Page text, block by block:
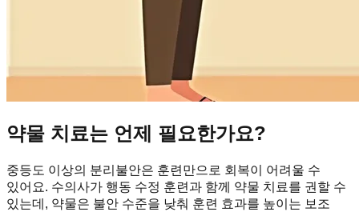
약물 치료는 언제 필요한가요?
중등도 이상의 분리불안은 훈련만으로 회복이 어려울 수
있어요. 수의사가 행동 수정 훈련과 함께 약물 치료를 권할 수
있는데, 약물은 불안 수준을 낮춰 훈련 효과를 높이는 보조